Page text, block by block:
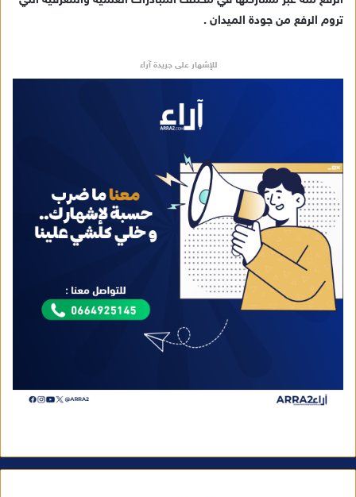
تروم الرفع من جودة الميدان .
للإشهار على جريدة آراء